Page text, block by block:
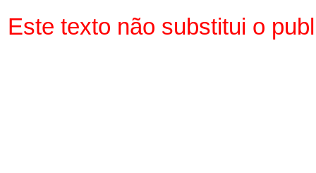
Este texto não substitui o